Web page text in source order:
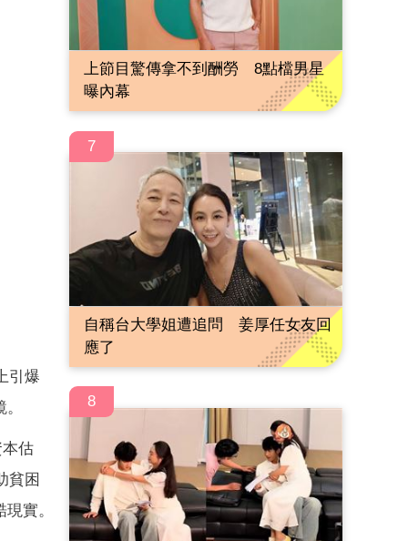
引爆
估
貧困
實。
上節目驚傳拿不到酬勞 8點檔男星
曝內幕
7
自稱台大學姐遭追問 姜厚任女友回
應了
8